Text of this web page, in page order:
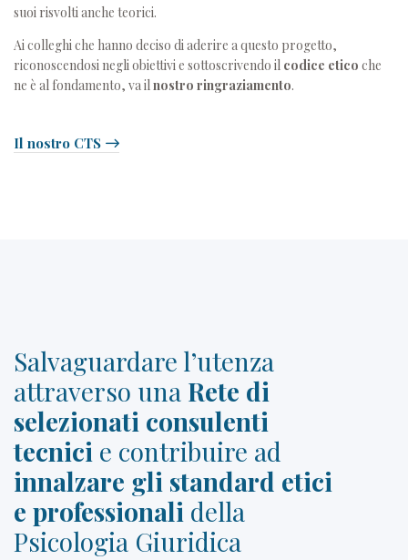
suoi risvolti anche teorici.
Ai colleghi che hanno deciso di aderire a questo progetto,
riconoscendosi negli obiettivi e sottoscrivendo il codice etico che
ne è al fondamento, va ilnostro ringraziamento.
Il nostro CTS
Salvaguardare l’utenza
attraverso una Rete di
selezionati consulenti
tecnici e contribuire ad
innalzare gli standard etici
e professionali della
Psicologia Giuridica